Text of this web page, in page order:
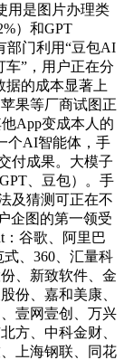
用是图片办理类
）和GPT
部门利用“豆包AI
车”，用户正在分
据的成本显著上
果等厂商试图正
App变成本人的
个AI智能体，手
付成果。大模子
、豆包）。手
及猜测可正在不
企图的第一领受
谷歌、阿里巴
、360、汇量科
、新致软件、金
份、嘉和美康、
壹网壹创、万兴
方、中科金财、
上海钢联、同花